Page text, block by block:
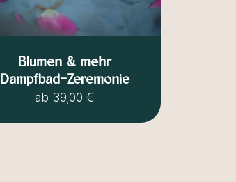
Blumen & mehr
Dampfbad-Zeremonie
ab 39,00 €